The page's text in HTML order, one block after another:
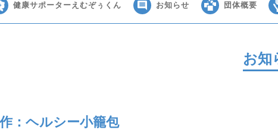
健康サポーターえむぞぅくん お知らせ 団体概要
お知
：ヘルシー小籠包